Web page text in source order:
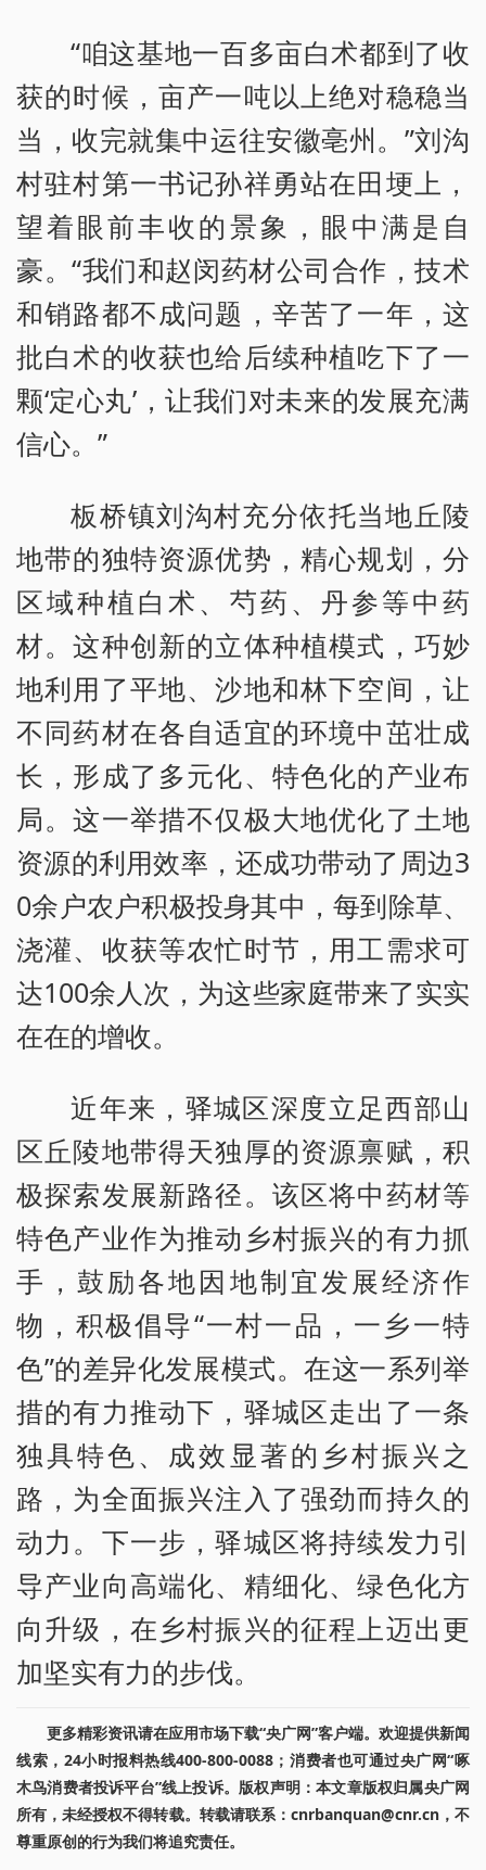
“咱这基地一百多亩白术都到了收
获的时候，亩产一吨以上绝对稳稳当
当，收完就集中运往安徽亳州。”刘沟
村驻村第一书记孙祥勇站在田埂上，
望着眼前丰收的景象，眼中满是自
豪。“我们和赵闵药材公司合作，技术
和销路都不成问题，辛苦了一年，这
批白术的收获也给后续种植吃下了一
颗‘定心丸’，让我们对未来的发展充满
信心。”
板桥镇刘沟村充分依托当地丘陵
地带的独特资源优势，精心规划，分
区域种植白术、芍药、丹参等中药
材。这种创新的立体种植模式，巧妙
地利用了平地、沙地和林下空间，让
不同药材在各自适宜的环境中茁壮成
长，形成了多元化、特色化的产业布
局。这一举措不仅极大地优化了土地
资源的利用效率，还成功带动了周边3
0余户农户积极投身其中，每到除草、
浇灌、收获等农忙时节，用工需求可
达100余人次，为这些家庭带来了实实
在在的增收。
近年来，驿城区深度立足西部山
区丘陵地带得天独厚的资源禀赋，积
极探索发展新路径。该区将中药材等
特色产业作为推动乡村振兴的有力抓
手，鼓励各地因地制宜发展经济作
物，积极倡导“一村一品，一乡一特
色”的差异化发展模式。在这一系列举
措的有力推动下，驿城区走出了一条
独具特色、成效显著的乡村振兴之
路，为全面振兴注入了强劲而持久的
动力。下一步，驿城区将持续发力引
导产业向高端化、精细化、绿色化方
向升级，在乡村振兴的征程上迈出更
加坚实有力的步伐。
更多精彩资讯请在应用市场下载“央广网”客户端。欢迎提供新闻
线索，24小时报料热线400-800-0088；消费者也可通过央广网“啄
木鸟消费者投诉平台”线上投诉。版权声明：本文章版权归属央广网
所有，未经授权不得转载。转载请联系：cnrbanquan@cnr.cn，不
尊重原创的行为我们将追究责任。